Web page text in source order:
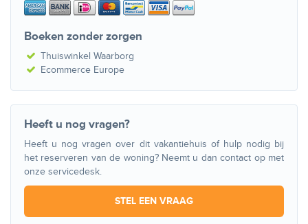
Boeken zonder zorgen
Thuiswinkel Waarborg
Ecommerce Europe
Heeft u nog vragen?
Heeft u nog vragen over dit vakantiehuis of hulp nodig bij
het reserveren van de woning? Neemt u dan contact op met
onze servicedesk.
STEL EEN VRAAG